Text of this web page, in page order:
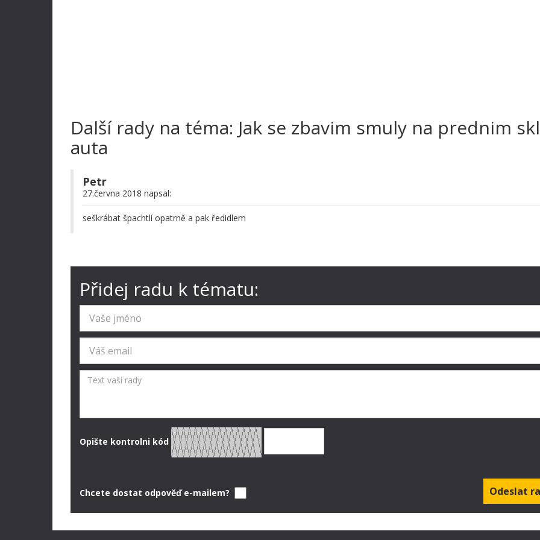
Další rady na téma: Jak se zbavim smuly na prednim
auta
Petr
27.června 2018 napsal:
seškrábat špachtlí opatrně a pak ředidlem
Přidej radu k tématu:
Opište kontrolni kód
Chcete dostat odpověď e-mailem?